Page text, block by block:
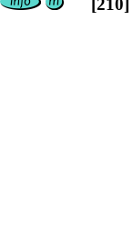
[210]